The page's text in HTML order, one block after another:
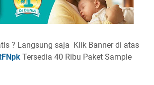
? Langsung saja Klik Banner di atas
Tersedia 40 Ribu Paket Sample